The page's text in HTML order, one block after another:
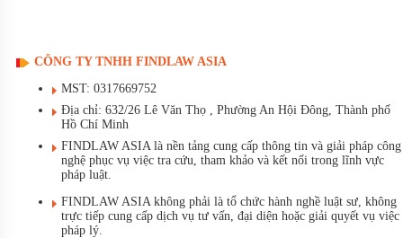
CÔNG TY TNHH FINDLAW ASIA
MST: 0317669752
Địa chỉ: 632/26 Lê Văn Thọ , Phường An Hội Đông, Thành phố
Hồ Chí Minh
FINDLAW ASIA là nền tảng cung cấp thông tin và giải pháp công
nghệ phục vụ việc tra cứu, tham khảo và kết nối trong lĩnh vực
pháp luật.
FINDLAW ASIA không phải là tổ chức hành nghề luật sư, không
trực tiếp cung cấp dịch vụ tư vấn, đại diện hoặc giải quyết vụ việc
pháp lý.